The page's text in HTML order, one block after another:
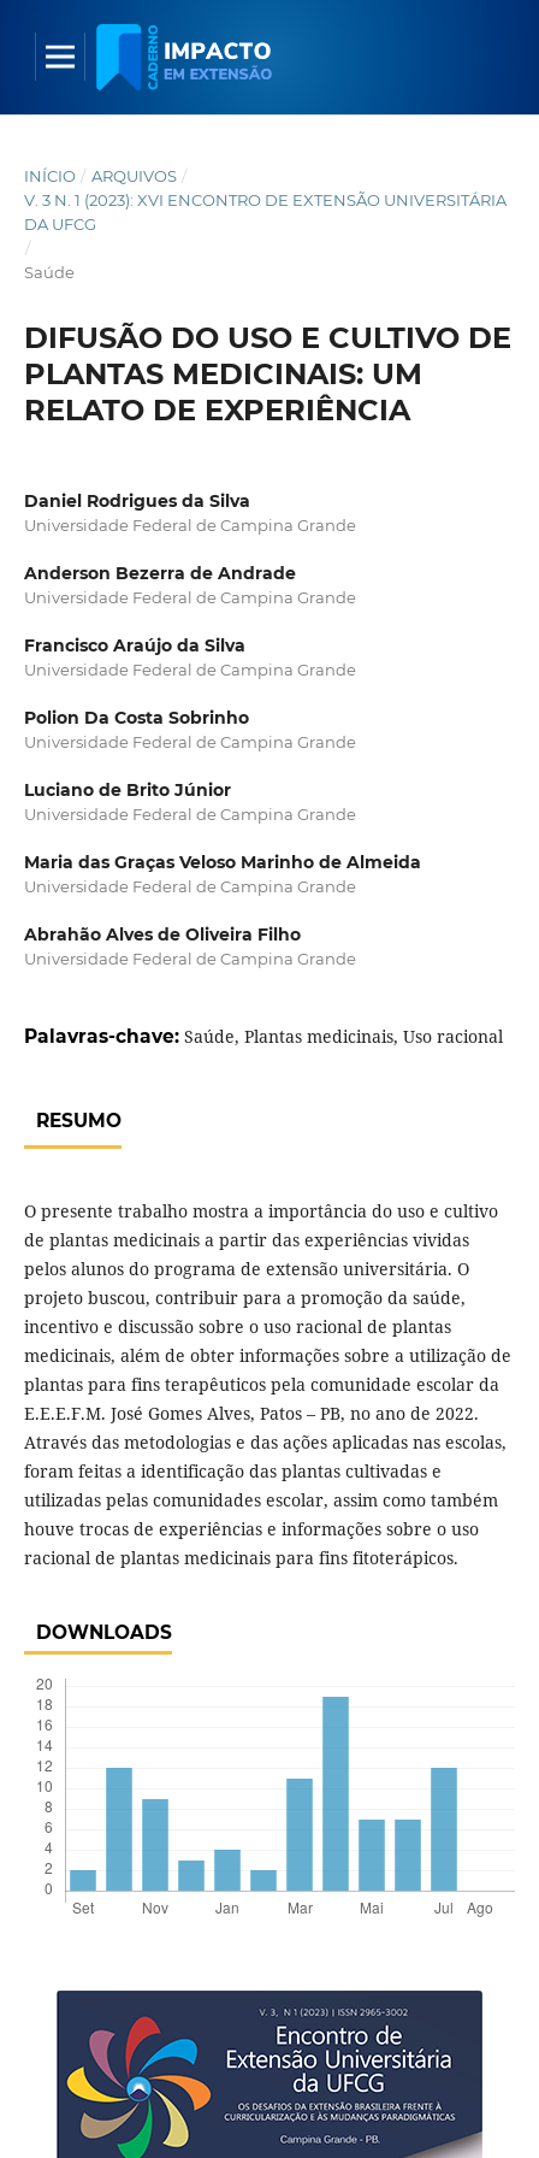
INÍCIO / ARQUIVOS /
V. 3 N. 1 (2023): XVI ENCONTRO DE EXTENSÃO UNIVERSITÁRIA
DA UFCG
/
Saúde
DIFUSÃO DO USO E CULTIVO DE
PLANTAS MEDICINAIS: UM
RELATO DE EXPERIÊNCIA
Daniel Rodrigues da Silva
Universidade Federal de Campina Grande
Anderson Bezerra de Andrade
Universidade Federal de Campina Grande
Francisco Araújo da Silva
Universidade Federal de Campina Grande
Polion Da Costa Sobrinho
Universidade Federal de Campina Grande
Luciano de Brito Júnior
Universidade Federal de Campina Grande
Maria das Graças Veloso Marinho de Almeida
Universidade Federal de Campina Grande
Abrahão Alves de Oliveira Filho
Universidade Federal de Campina Grande
Palavras-chave: Saúde, Plantas medicinais, Uso racional
RESUMO
O presente trabalho mostra a importância do uso e cultivo
de plantas medicinais a partir das experiências vividas
pelos alunos do programa de extensão universitária. O
projeto buscou, contribuir para a promoção da saúde,
incentivo e discussão sobre o uso racional de plantas
medicinais, além de obter informações sobre a utilização de
plantas para fins terapêuticos pela comunidade escolar da
E.E.E.F.M. José Gomes Alves, Patos – PB, no ano de 2022.
Através das metodologias e das ações aplicadas nas escolas,
foram feitas a identificação das plantas cultivadas e
utilizadas pelas comunidades escolar, assim como também
houve trocas de experiências e informações sobre o uso
racional de plantas medicinais para fins fitoterápicos.
DOWNLOADS